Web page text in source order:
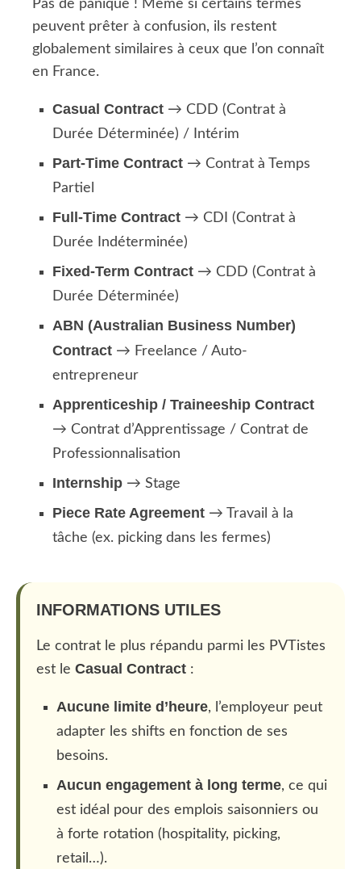
Pas de panique ! Même si certains termes
peuvent prêter à confusion, ils restent
globalement similaires à ceux que l’on connaît
en France.
Casual Contract → CDD (Contrat à
Durée Déterminée) / Intérim
Part-Time Contract → Contrat à Temps
Partiel
Full-Time Contract → CDI (Contrat à
Durée Indéterminée)
Fixed-Term Contract → CDD (Contrat à
Durée Déterminée)
ABN (Australian Business Number)
Contract → Freelance / Auto-
entrepreneur
Apprenticeship / Traineeship Contract
→ Contrat d’Apprentissage / Contrat de
Professionnalisation
Internship → Stage
Piece Rate Agreement → Travail à la
tâche (ex. picking dans les fermes)
INFORMATIONS UTILES
Le contrat le plus répandu parmi les PVTistes
est le Casual Contract :
Aucune limite d’heure, l’employeur peut
adapter les shifts en fonction de ses
besoins.
Aucun engagement à long terme, ce qui
est idéal pour des emplois saisonniers ou
à forte rotation (hospitality, picking,
retail…).